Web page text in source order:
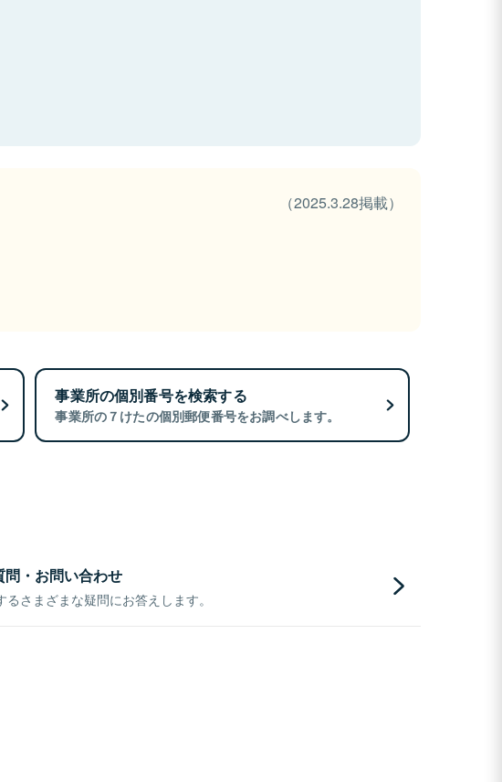
（2025.3.28掲載）
事業所の個別番号を検索する
事業所の７けたの個別郵便番号をお調べします。
問・お問い合わせ
さまざまな疑問にお答えします。